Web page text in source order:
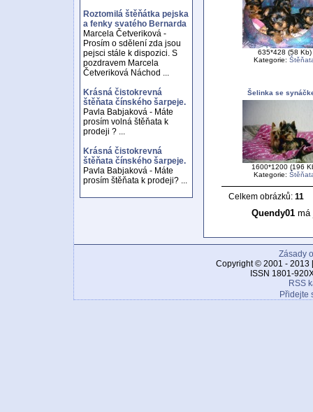
Roztomilá štěňátka pejska
a fenky svatého Bernarda
Marcela Četveriková -
Prosím o sdělení zda jsou
pejsci stále k dispozici. S
pozdravem Marcela
Četveriková Náchod ...
Krásná čistokrevná
štěňata čínského šarpeje.
Pavla Babjaková - Máte
prosím volná štěňata k
prodeji ? ...
Krásná čistokrevná
štěňata čínského šarpeje.
Pavla Babjaková - Máte
prosím štěňata k prodeji? ...
635*428 (58 Kb)
Kategorie:
Šelinka se
1600*1200 (196
Kategorie:
Celkem obrázků: 11
Quendy01 má
Zásady
Copyright © 2001 - 2013
ISSN 1801-
RSS
Přidejte